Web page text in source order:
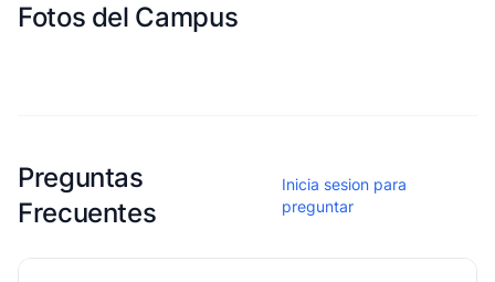
Fotos del Campus
Preguntas
Frecuentes
Inicia sesion para
preguntar